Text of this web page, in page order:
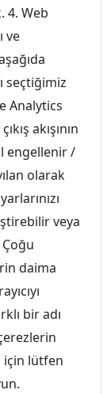
4. Web
ve
seçtiğimiz
Analytics
akışının
engellenir /
olarak
veya
daima
bir adı
için lütfen